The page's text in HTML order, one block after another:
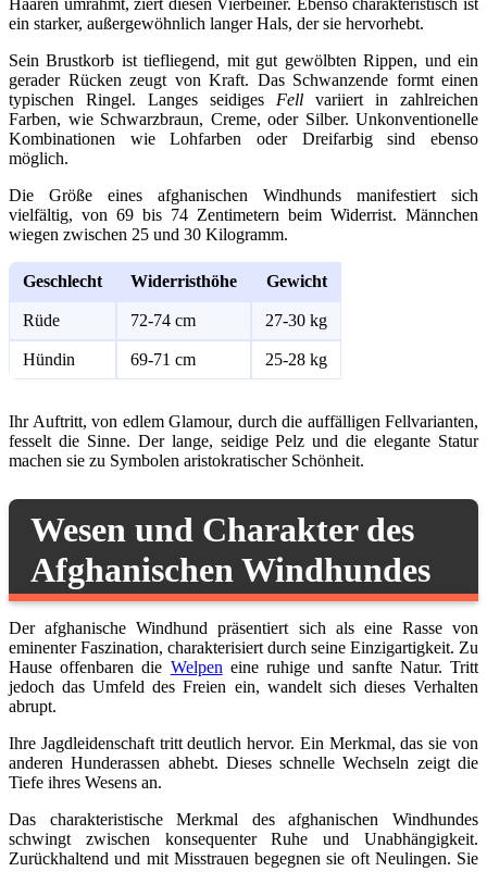
ein starker, außergewöhnlich langer Hals, der sie hervorhebt.
Sein Brustkorb ist tiefliegend, mit gut gewölbten Rippen, und ein
gerader Rücken zeugt von Kraft. Das Schwanzende formt einen
typischen Ringel. Langes seidiges Fell variiert in zahlreichen
Farben, wie Schwarzbraun, Creme, oder Silber. Unkonventionelle
Kombinationen wie Lohfarben oder Dreifarbig sind ebenso
möglich.
Die Größe eines afghanischen Windhunds manifestiert sich
vielfältig, von 69 bis 74 Zentimetern beim Widerrist. Männchen
wiegen zwischen 25 und 30 Kilogramm.
Geschlecht Widerristhöhe Gewicht
Rüde 72-74 cm 27-30 kg
Hündin 69-71 cm 25-28 kg
Ihr Auftritt, von edlem Glamour, durch die auffälligen Fellvarianten,
fesselt die Sinne. Der lange, seidige Pelz und die elegante Statur
machen sie zu Symbolen aristokratischer Schönheit.
Wesen und Charakter des
Afghanischen Windhundes
Der afghanische Windhund präsentiert sich als eine Rasse von
eminenter Faszination, charakterisiert durch seine Einzigartigkeit. Zu
Hause offenbaren die Welpen eine ruhige und sanfte Natur. Tritt
jedoch das Umfeld des Freien ein, wandelt sich dieses Verhalten
abrupt.
Ihre Jagdleidenschaft tritt deutlich hervor. Ein Merkmal, das sie von
anderen Hunderassen abhebt. Dieses schnelle Wechseln zeigt die
Tiefe ihres Wesens an.
Das charakteristische Merkmal des afghanischen Windhundes
schwingt zwischen konsequenter Ruhe und Unabhängigkeit.
Zurückhaltend und mit Misstrauen begegnen sie oft Neulingen. Sie